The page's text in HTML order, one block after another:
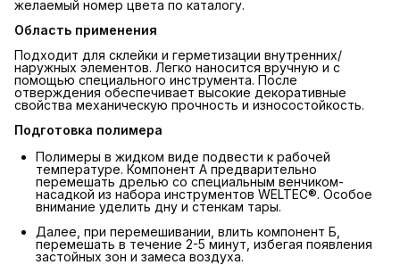
желаемый номер цвета по каталогу.
Область применения
Подходит для склейки и герметизации внутренних/
наружных элементов. Легко наносится вручную и с
помощью специального инструмента. После
отверждения обеспечивает высокие декоративные
свойства механическую прочность и износостойкость.
Подготовка полимера
Полимеры в жидком виде подвести к рабочей
температуре. Компонент А предварительно
перемешать дрелью со специальным венчиком-
насадкой из набора инструментов WELTEC®. Особое
внимание уделить дну и стенкам тары.
Далее, при перемешивании, влить компонент Б,
перемешать в течение 2-5 минут, избегая появления
застойных зон и замеса воздуха.